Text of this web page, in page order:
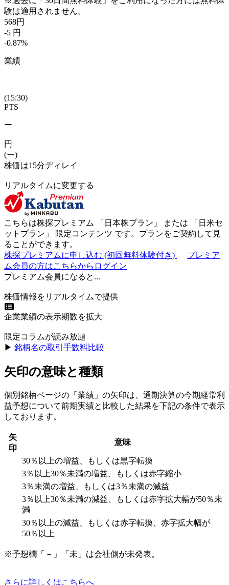
験は適用されません。
568円
-5 円
-0.87%
業績
(15:30)
PTS
ー
円
(ー)
株価は15分ディレイ
リアルタイムに変更する
こちらは株探プレミアム 「 日本株プラン 」 または 「 日米セ
ットプラン 」 限定コンテンツ です。プランをご契約して見
ることができます。
株探プレミアムに申し込む (初回無料体験付き)
プレミア
ム会員の方はこちらからログイン
プレミアム会員になると...
株価情報をリアルタイムで提供
企業業績の表示期数を拡大
限定コラムが読み放題
▶︎ 銘柄名の取引手数料比較
矢印の意味と種類
個別銘柄ページの「業績」の矢印は、通期決算の今期経常利
益予想について前期実績と比較した結果を下記の条件で表示
しております。
矢
印
意味
30％以上の増益、もしくは黒字転換
3％以上30％未満の増益、もしくは赤字縮小
3％未満の増益、もしくは3％未満の減益
3％以上30％未満の減益、もしくは赤字拡大幅が50％未
満
30％以上の減益、もしくは赤字転換、赤字拡大幅が
50％以上
※予想欄「－」「未」は会社側が未発表。
さらに詳しくはこちらへ